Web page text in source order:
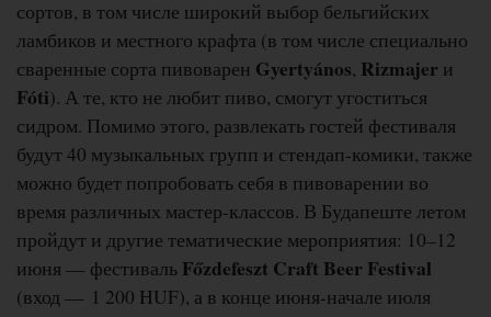
сортов, в том числе широкий выбор бельгийских
ламбиков и местного крафта (в том числе специально
сваренные сорта пивоварен Gyertyános, Rizmajer и
Fóti). А те, кто не любит пиво, смогут угоститься
сидром. Помимо этого, развлекать гостей фестиваля
будут 40 музыкальных групп и стендап-комики, также
можно будет попробовать себя в пивоварении во
время различных мастер-классов. В Будапеште летом
пройдут и другие тематические мероприятия: 10–12
июня — фестиваль Főzdefeszt Craft Beer Festival
(вход — 1 200 HUF), а в конце июня-начале июля